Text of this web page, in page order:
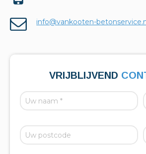
info@vankooten-
VRIJBLIJVEND